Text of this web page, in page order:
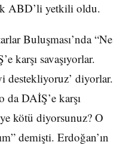
ABD’li yetkili oldu.
Buluşması’nda “Ne
karşı savaşıyorlar.
destekliyoruz’ diyorlar.
DAİŞ’e karşı
kötü diyorsunuz? O
demişti. Erdoğan’ın